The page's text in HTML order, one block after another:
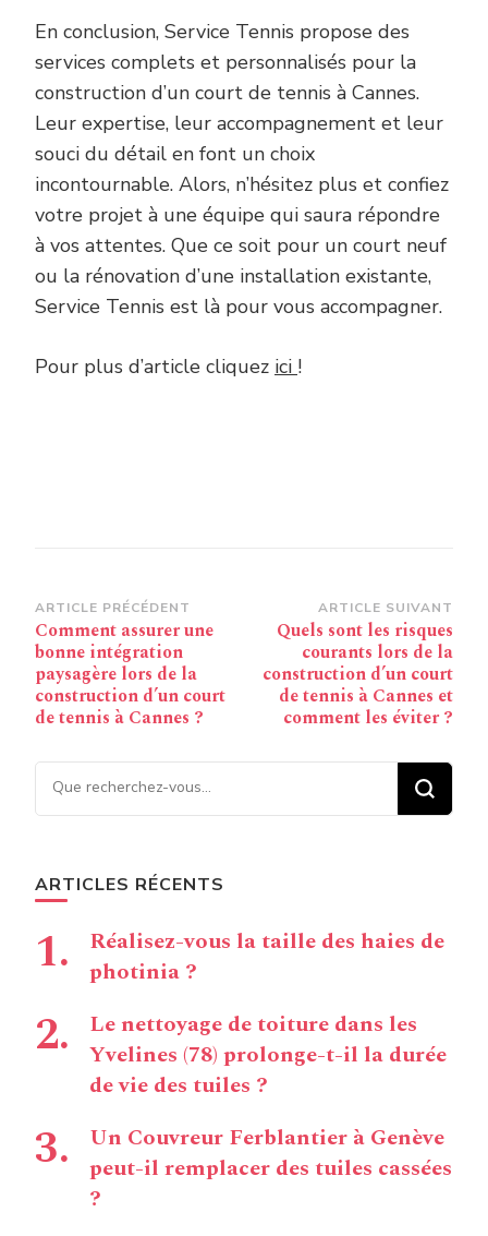
En conclusion, Service Tennis propose des
services complets et personnalisés pour la
construction d’un court de tennis à Cannes.
Leur expertise, leur accompagnement et leur
souci du détail en font un choix
incontournable. Alors, n’hésitez plus et confiez
votre projet à une équipe qui saura répondre
à vos attentes. Que ce soit pour un court neuf
ou la rénovation d’une installation existante,
Service Tennis est là pour vous accompagner.
Pour plus d’article cliquez ici !
Navigation
d’article
ARTICLE PRÉCÉDENT
Comment assurer une
bonne intégration
paysagère lors de la
construction d’un court
de tennis à Cannes ?
ARTICLE SUIVANT
Quels sont les risques
courants lors de la
construction d’un court
de tennis à Cannes et
comment les éviter ?
Vous recherchiez quelque
chose ?
ARTICLES RÉCENTS
Réalisez-vous la taille des haies de
photinia ?
Le nettoyage de toiture dans les
Yvelines (78) prolonge-t-il la durée
de vie des tuiles ?
Un Couvreur Ferblantier à Genève
peut-il remplacer des tuiles cassées
?